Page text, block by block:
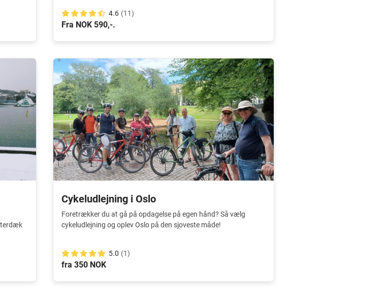
4.6 (11)
Fra NOK 590,-.
Cykeludlejning i Oslo
Foretrækker du at gå på opdagelse på egen hånd? Så vælg
cykeludlejning og oplev Oslo på den sjoveste måde!
5.0 (1)
fra 350 NOK